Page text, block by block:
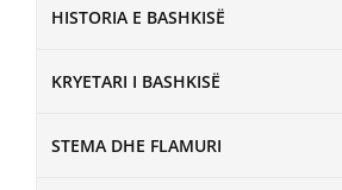
HISTORIA E BASHKISË
KRYETARI I BASHKISË
STEMA DHE FLAMURI